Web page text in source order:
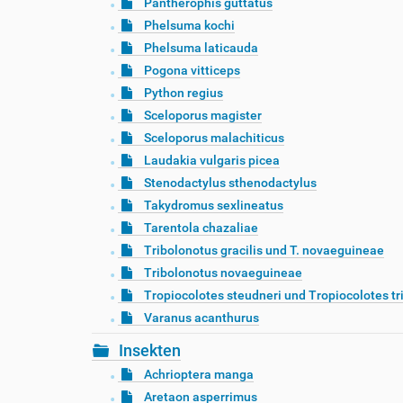
Phelsuma kochi
Phelsuma laticauda
Pogona vitticeps
Python regius
Sceloporus magister
Sceloporus malachiticus
Laudakia vulgaris picea
Stenodactylus sthenodactylus
Takydromus sexlineatus
Tarentola chazaliae
Tribolonotus gracilis und T. novaeguineae
Tribolonotus novaeguineae
Tropiocolotes steudneri und Tropiocolotes
Varanus acanthurus
Insekten
Achrioptera manga
Aretaon asperrimus